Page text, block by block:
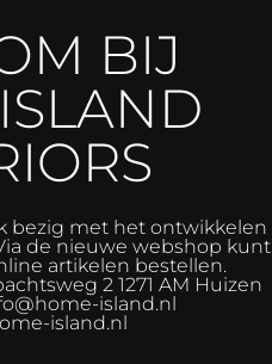
BIJ
bezig met het ontwikkelen
de nieuwe webshop kunt
artikelen bestellen.
2 1271 AM Huizen
island.nl
island.nl